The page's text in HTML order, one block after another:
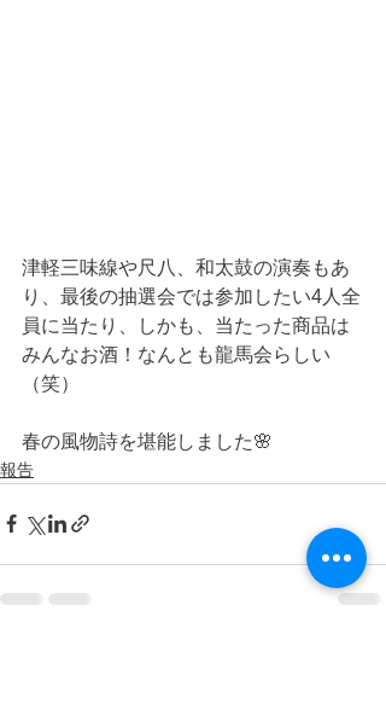
津軽三味線や尺八、和太鼓の演奏もあ
り、最後の抽選会では参加したい4人全
員に当たり、しかも、当たった商品は
みんなお酒！なんとも龍馬会らしい
（笑）
春の風物詩を堪能しました🌸
報告